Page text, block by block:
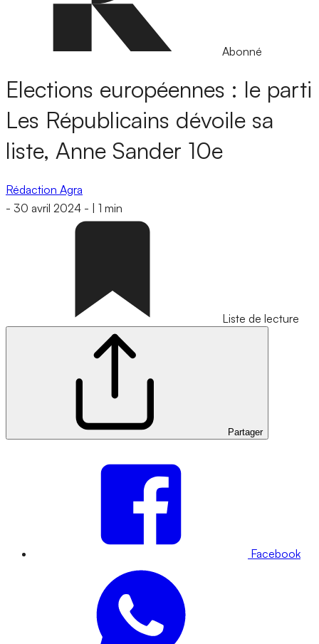
Abonné
Elections européennes : le parti
Les Républicains dévoile sa
liste, Anne Sander 10e
Rédaction Agra
- 30 avril 2024 - 1 min
Liste de lecture
Partager
Facebook